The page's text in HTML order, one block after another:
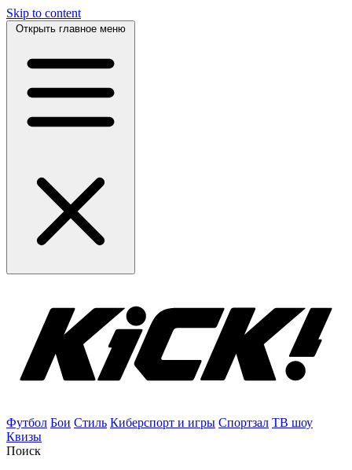
Skip to content
Открыть главное меню
Футбол Бои Стиль Киберспорт и игры Спортзал ТВ шоу
Квизы
Поиск